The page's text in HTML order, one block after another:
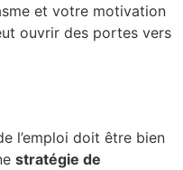
et votre motivation
ouvrir des portes vers
l’emploi doit être bien
stratégie de